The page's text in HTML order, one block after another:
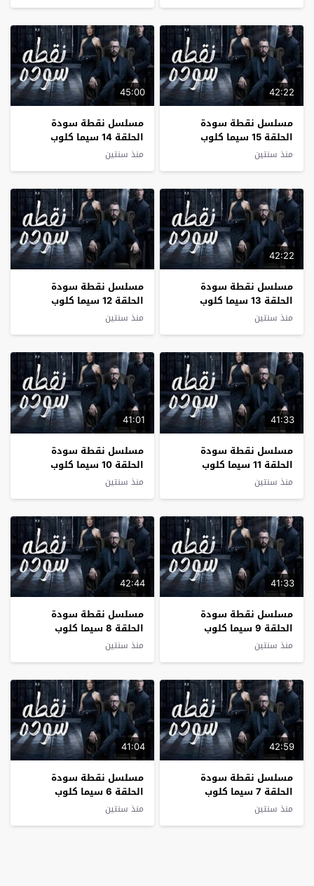
42:22
مسلسل نقطة سودة
الحلقة 15 سيما كلوب
منذ سنتين
45:00
مسلسل نقطة سودة
الحلقة 14 سيما كلوب
منذ سنتين
42:22
مسلسل نقطة سودة
الحلقة 13 سيما كلوب
منذ سنتين
مسلسل نقطة سودة
الحلقة 12 سيما كلوب
منذ سنتين
41:33
مسلسل نقطة سودة
الحلقة 11 سيما كلوب
منذ سنتين
41:01
مسلسل نقطة سودة
الحلقة 10 سيما كلوب
منذ سنتين
41:33
مسلسل نقطة سودة
الحلقة 9 سيما كلوب
منذ سنتين
42:44
مسلسل نقطة سودة
الحلقة 8 سيما كلوب
منذ سنتين
42:59
مسلسل نقطة سودة
الحلقة 7 سيما كلوب
منذ سنتين
41:04
مسلسل نقطة سودة
الحلقة 6 سيما كلوب
منذ سنتين